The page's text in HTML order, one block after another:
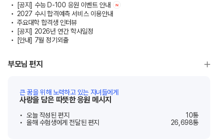
[공지] 수능 D-100 응원 이벤트 안내 N
2027 수시 합격예측 서비스 이용안내
주요대학 합격생 인터뷰
[공지] 2026년 연간 학사일정
[안내] 7월 정기외출
부모님 편지
큰 꿈을 위해 노력하고 있는 자녀들에게
사랑을 담은 따뜻한 응원 메시지
오늘 작성된 편지 10통
올해 수험생에게 전달된 편지
26,698통